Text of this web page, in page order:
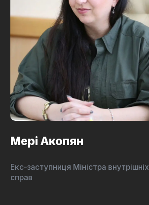
Мері Акопян
Екс-заступниця Міністра внутрішніх
справ